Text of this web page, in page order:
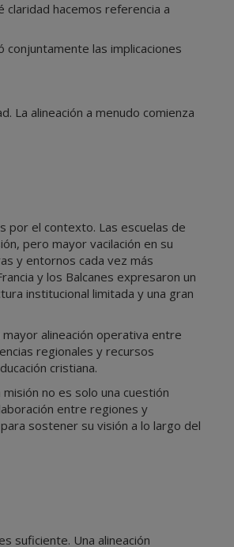
claridad hacemos referencia a
las implicaciones
La alineación a menudo comienza
por el contexto. Las escuelas de
pero mayor vacilación en su
y entornos cada vez más
y los Balcanes expresaron un
institucional limitada y una gran
alineación operativa entre
regionales y recursos
cristiana.
no es solo una cuestión
entre regiones y
sostener su visión a lo largo del
suficiente. Una alineación